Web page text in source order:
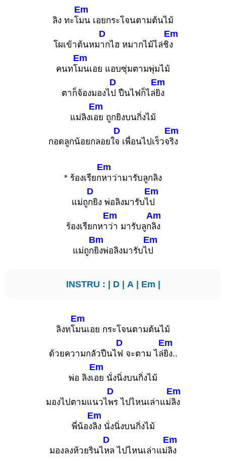
ลิง ทะโ
Em
มน เอยกระโจนตามต้นไม้
โผเข้าต้นหม
D
ากไฮ หมากไม้ไล่ชิ
Em
ง
คนทโ
Em
มนเอย แอบซุ่มตามพุ่มไม้
ตาก็จ้องมองไ
D
ป ปืนไฟก็ไล่
Em
ยิง
แม่ลิงเ
Em
อย ถูกยิงบนกิ่งไม้
กอดลูกน้อยกลอยใ
D
จ เพื่อนไปเร็วจ
Em
ริง
* ร้องเรียก
Em
หาว่ามารับลูกลิง
แม่ถู
D
กยิง พ่อลิงมารับไ
Em
ป
ร้องเรียกหา
Em
ว่า มารับลูก
Am
ลิง
แม่ถูก
Bm
ยิงพ่อลิงมารับไ
Em
ป
INSTRU : | D| A| Em |
ลิงทโ
Em
มนเอย กระโจนตามต้นไม้
ด้วยความกลัวปืนไ
D
ฟ จะตาม ไล่
Em
ยิง..
พ่อ ลิงเ
Em
อย นั่งนิ่งบนกิ่งไม้
มองไปตามแนวไ
D
พร ไปไหนเล่าแม่
Em
ลิง
พี่น้อง
Em
ลิง นั่งนิ่งบนกิ่งไม้
มองลงห้วยรินไ
D
หล ไปไหนเล่าแม่
Em
ลิง